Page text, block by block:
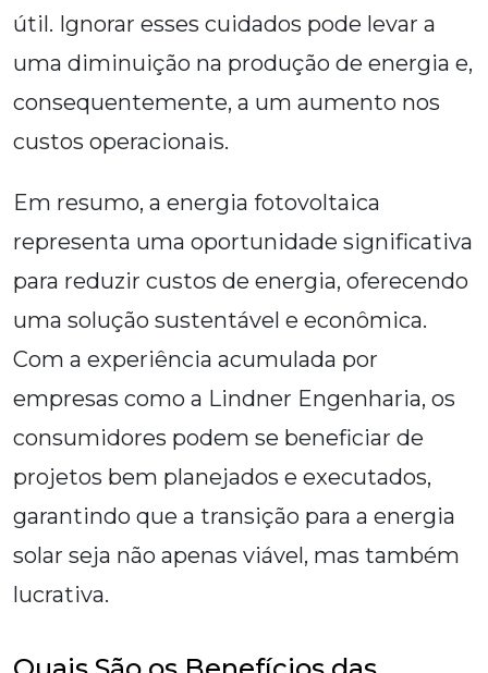
útil. Ignorar esses cuidados pode levar a
uma diminuição na produção de energia e,
consequentemente, a um aumento nos
custos operacionais.
Em resumo, a energia fotovoltaica
representa uma oportunidade significativa
para reduzir custos de energia, oferecendo
uma solução sustentável e econômica.
Com a experiência acumulada por
empresas como a Lindner Engenharia, os
consumidores podem se beneficiar de
projetos bem planejados e executados,
garantindo que a transição para a energia
solar seja não apenas viável, mas também
lucrativa.